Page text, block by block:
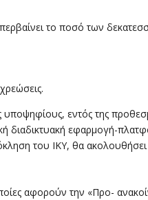
το ποσό των
υποψηφίους, εντός της
διαδικτυακή εφαρμογή-
του ΙΚΥ, θα ακολουθήσει
αφορούν την «Προ-